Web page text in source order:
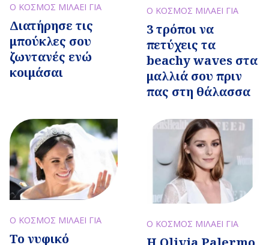
Ο ΚΟΣΜΟΣ ΜΙΛΑΕΙ ΓΙΑ
Διατήρησε τις
μπούκλες σου
ζωντανές ενώ
κοιμάσαι
Ο ΚΟΣΜΟΣ ΜΙΛΑΕΙ ΓΙΑ
3 τρόποι να
πετύχεις τα
beachy waves στα
μαλλιά σου πριν
πας στη θάλασσα
Ο ΚΟΣΜΟΣ ΜΙΛΑΕΙ ΓΙΑ
Το νυφικό
Ο ΚΟΣΜΟΣ ΜΙΛΑΕΙ ΓΙΑ